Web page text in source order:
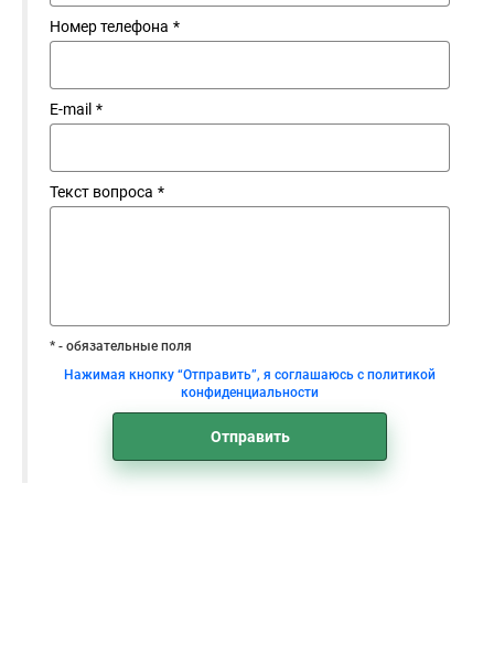
Номер телефона *
E-mail *
Текст вопроса *
* - обязательные поля
Нажимая кнопку “Отправить”, я соглашаюсь с политикой
конфиденциальности